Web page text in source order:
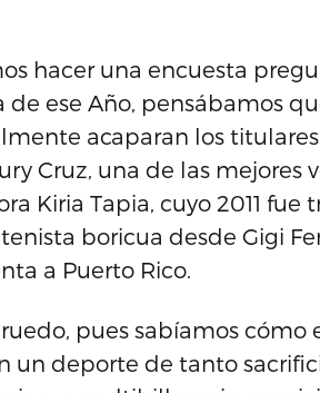
hacer una encuesta
ese Año, pensábamos
acaparan los
Cruz, una de las mejores
Kiria Tapia, cuyo 2011 fue
boricua desde Gigi
a Puerto Rico.
pues sabíamos
un deporte de tanto